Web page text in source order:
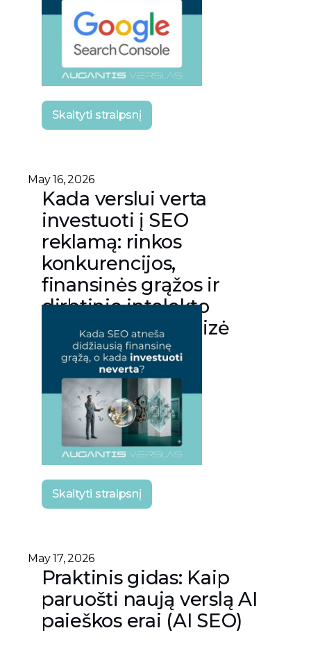
Skaityti straipsnį
May 16, 2026
Kada verslui verta
investuoti į SEO
reklamą: rinkos
konkurencijos,
finansinės grąžos ir
dirbtinio intelekto
technologijų analizė
Skaityti straipsnį
May 17, 2026
Praktinis gidas: Kaip
paruošti naują verslą AI
paieškos erai (AI SEO)